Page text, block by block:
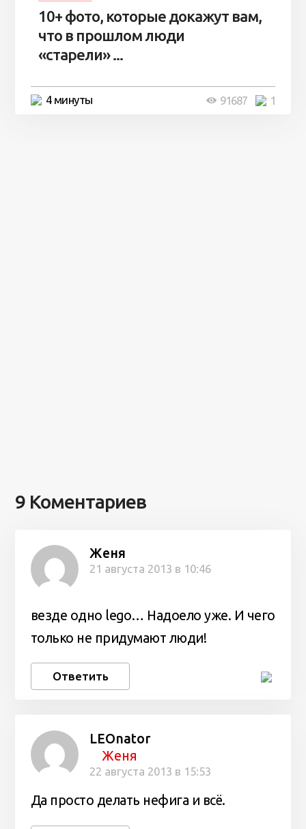
10+ фото, которые докажут вам,
что в прошлом люди
«старели» ...
4 минуты 1
91687
9 Коментариев
Женя
21 августа 2013 в 10:46
везде одно lego… Надоело уже. И чего
только не придумают люди!
Ответить
LEOnator
Женя
22 августа 2013 в 15:53
Да просто делать нефига и всё.